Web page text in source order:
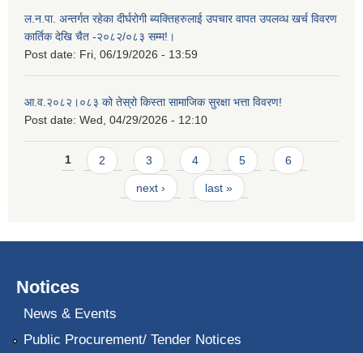
ल.न.पा. अन्तर्गत रहेका दीर्घरोगी ब्यक्तिहरुलाई उपचार वापत उपलव्ध खर्च विवरण
कार्तिक देखि चैत -२०८२/०८३ सम्म!।
Post date: Fri, 06/19/2026 - 13:59
आ.व.२०८२।०८३ को तेस्रो किस्ता सामाजिक सुरक्षा भत्ता विवरण!
Post date: Wed, 04/29/2026 - 12:10
Pages
1 2 3 4 5 6
next › last »
Notices
News & Events
Public Procurement/ Tender Notices